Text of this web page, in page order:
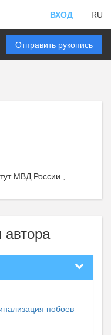
ВХОД RU
Отправить рукопись
МВД России ,
автора
побоев